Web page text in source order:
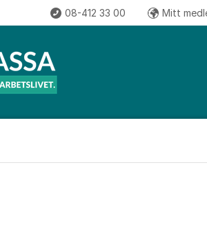
08-412 33 00 Mitt